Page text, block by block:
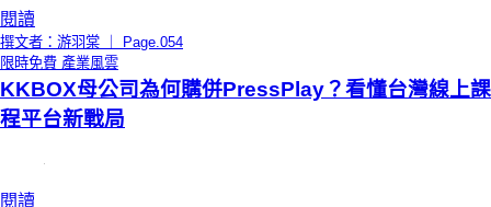
閱讀
撰文者：游羽棠 ｜ Page.054
限時免費 產業風雲
KKBOX母公司為何購併PressPlay？看懂台灣線上課
程平台新戰局
閱讀